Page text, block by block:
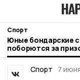
Спорт
Юные бондарские
поборются за
детском
Спорт
7